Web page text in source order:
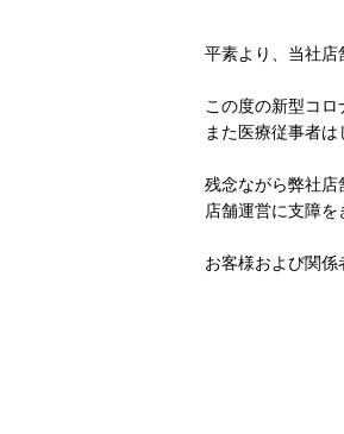
平素より、当社店
この度の新型コロ
また医療従事者
残念ながら弊社店
店舗運営に支障を
お客様および関係